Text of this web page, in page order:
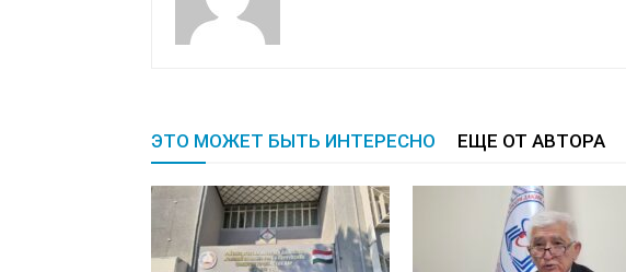
ЭТО МОЖЕТ БЫТЬ ИНТЕРЕСНО ЕЩЕ ОТ АВТОРА